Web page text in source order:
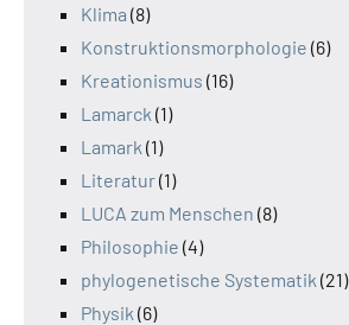
Klima (8)
Konstruktionsmorphologie (6)
Kreationismus (16)
Lamarck (1)
Lamark (1)
Literatur(1)
LUCA zum Menschen (8)
Philosophie (4)
phylogenetische Systematik (21)
Physik (6)